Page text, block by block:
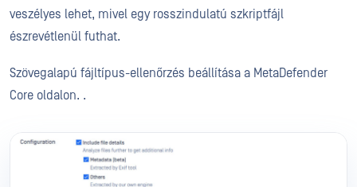
veszélyes lehet, mivel egy rosszindulatú szkriptfájl
észrevétlenül futhat.
Szövegalapú fájltípus-ellenőrzés beállítása a MetaDefender
Core oldalon. .